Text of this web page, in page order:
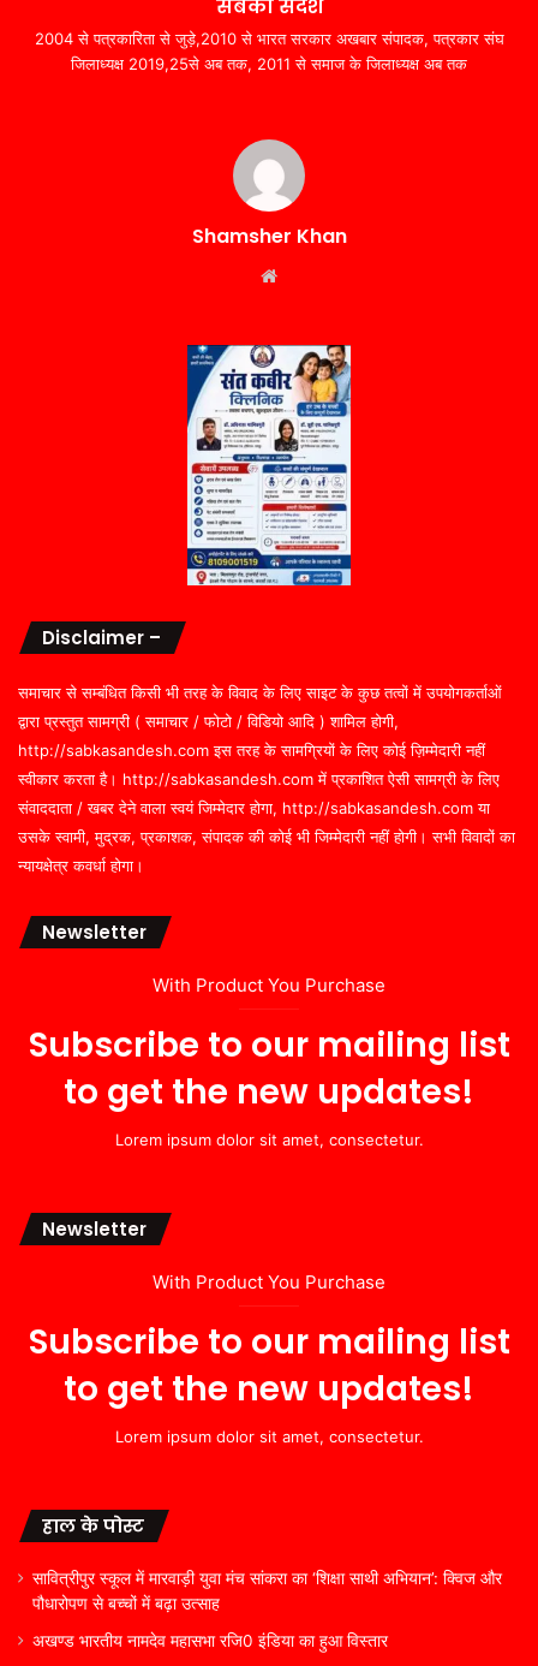
सबका संदेश
2004 से पत्रकारिता से जुड़े,2010 से भारत सरकार अखबार संपादक, पत्रकार संघ
जिलाध्यक्ष 2019,25से अब तक, 2011 से समाज के जिलाध्यक्ष अब तक
Shamsher Khan
Disclaimer –
समाचार से सम्बंधित किसी भी तरह के विवाद के लिए साइट के कुछ तत्वों में उपयोगकर्ताओं
द्वारा प्रस्तुत सामग्री ( समाचार / फोटो / विडियो आदि ) शामिल होगी,
http://sabkasandesh.com इस तरह के सामग्रियों के लिए कोई ज़िम्मेदारी नहीं
स्वीकार करता है। http://sabkasandesh.com में प्रकाशित ऐसी सामग्री के लिए
संवाददाता / खबर देने वाला स्वयं जिम्मेदार होगा, http://sabkasandesh.com या
उसके स्वामी, मुद्रक, प्रकाशक, संपादक की कोई भी जिम्मेदारी नहीं होगी। सभी विवादों का
न्यायक्षेत्र कवर्धा होगा।
Newsletter
With Product You Purchase
Subscribe to our mailing list
to get the new updates!
Lorem ipsum dolor sit amet, consectetur.
Newsletter
With Product You Purchase
Subscribe to our mailing list
to get the new updates!
Lorem ipsum dolor sit amet, consectetur.
हाल के पोस्ट
सावित्रीपुर स्कूल में मारवाड़ी युवा मंच सांकरा का ‘शिक्षा साथी अभियान’: क्विज और
पौधारोपण से बच्चों में बढ़ा उत्साह
अखण्ड भारतीय नामदेव महासभा रजि0 इंडिया का हुआ विस्तार